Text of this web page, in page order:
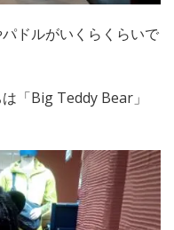
ドルがいくらくらいで
「Big Teddy Bear」